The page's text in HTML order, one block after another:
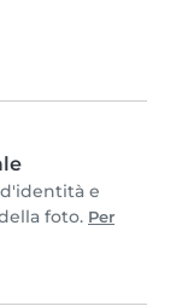
e
foto. Per